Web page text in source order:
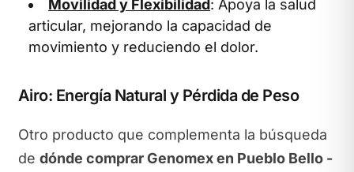
Movilidad y Flexibilidad: Apoya la salud
articular, mejorando la capacidad de
movimiento y reduciendo el dolor.
Airo: Energía Natural y Pérdida de Peso
Otro producto que complementa la búsqueda
de dónde comprar Genomex en Pueblo Bello -